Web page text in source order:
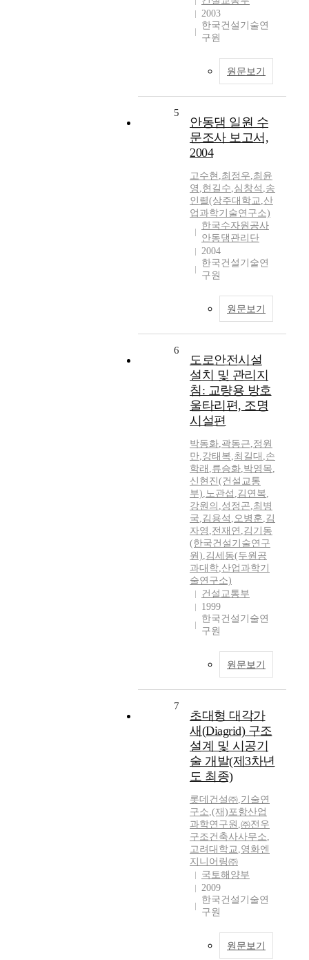
2003
한국건설기술연
구원
원문보기
5
안동댐 일원 수
문조사 보고서,
2004
고수현 ,최정우,최윤
영 ,현길수,심창석 ,송
인렬(상주대학교,산
업과학기술연구소)
한국수자원공사
안동댐관리단
2004
한국건설기술연
구원
원문보기
6
도로안전시설
설치 및 관리지
침: 교량용 방호
울타리편, 조명
시설편
박동화,곽동근,정원
만,강태복,최길대 ,손
학래 ,류승화,박영목,
신현진(건설교통
부),노관섭 ,김연복,
강원의 ,성정곤,최병
국,김용석 ,오병훈,김
자영 ,전재연 ,김기동
(한국건설기술연구
원),김세동(두원공
과대학,산업과학기
술연구소)
건설교통부
1999
한국건설기술연
구원
원문보기
7
초대형 대각가
새(Diagrid) 구조
설계 및 시공기
술 개발(제3차년
도 최종)
롯데건설㈜,기술연
구소,(재)포항산업
과학연구원 ,㈜전우
구조건축사사무소,
고려대학교,영화엔
지니어링㈜
국토해양부
2009
한국건설기술연
구원
원문보기